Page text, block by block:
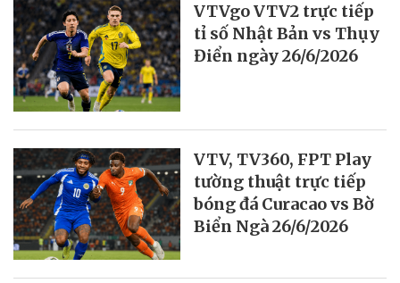
VTVgo VTV2 trực tiếp
tỉ số Nhật Bản vs Thụy
Điển ngày 26/6/2026
VTV, TV360, FPT Play
tường thuật trực tiếp
bóng đá Curacao vs Bờ
Biển Ngà 26/6/2026